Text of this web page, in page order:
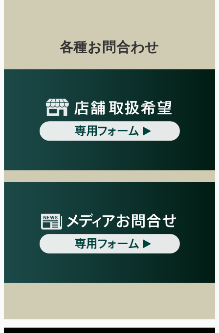
各種お問合わせ